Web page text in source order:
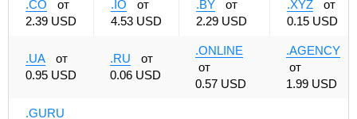
.CO
от
2.39 USD
.IO
от
4.53 USD
.BY
от
2.29 USD
.XYZ
от
0.15 USD
.UA
от
0.95 USD
.RU
от
0.06 USD
.ONLINE
от
0.57 USD
.AGENCY
от
1.99 USD
.GURU